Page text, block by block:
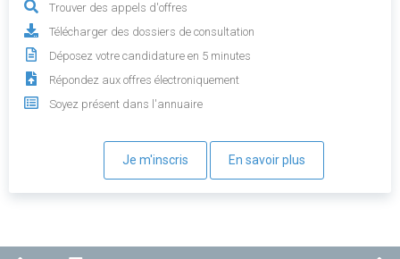
Trouver des appels d'offres
Télécharger des dossiers de consultation
Déposez votre candidature en 5 minutes
Répondez aux offres électroniquement
Soyez présent dans l'annuaire
Je m'inscris En savoir plus